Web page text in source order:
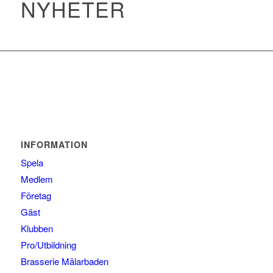
NYHETER
INFORMATION
Spela
Medlem
Företag
Gäst
Klubben
Pro/Utbildning
Brasserie Mälarbaden